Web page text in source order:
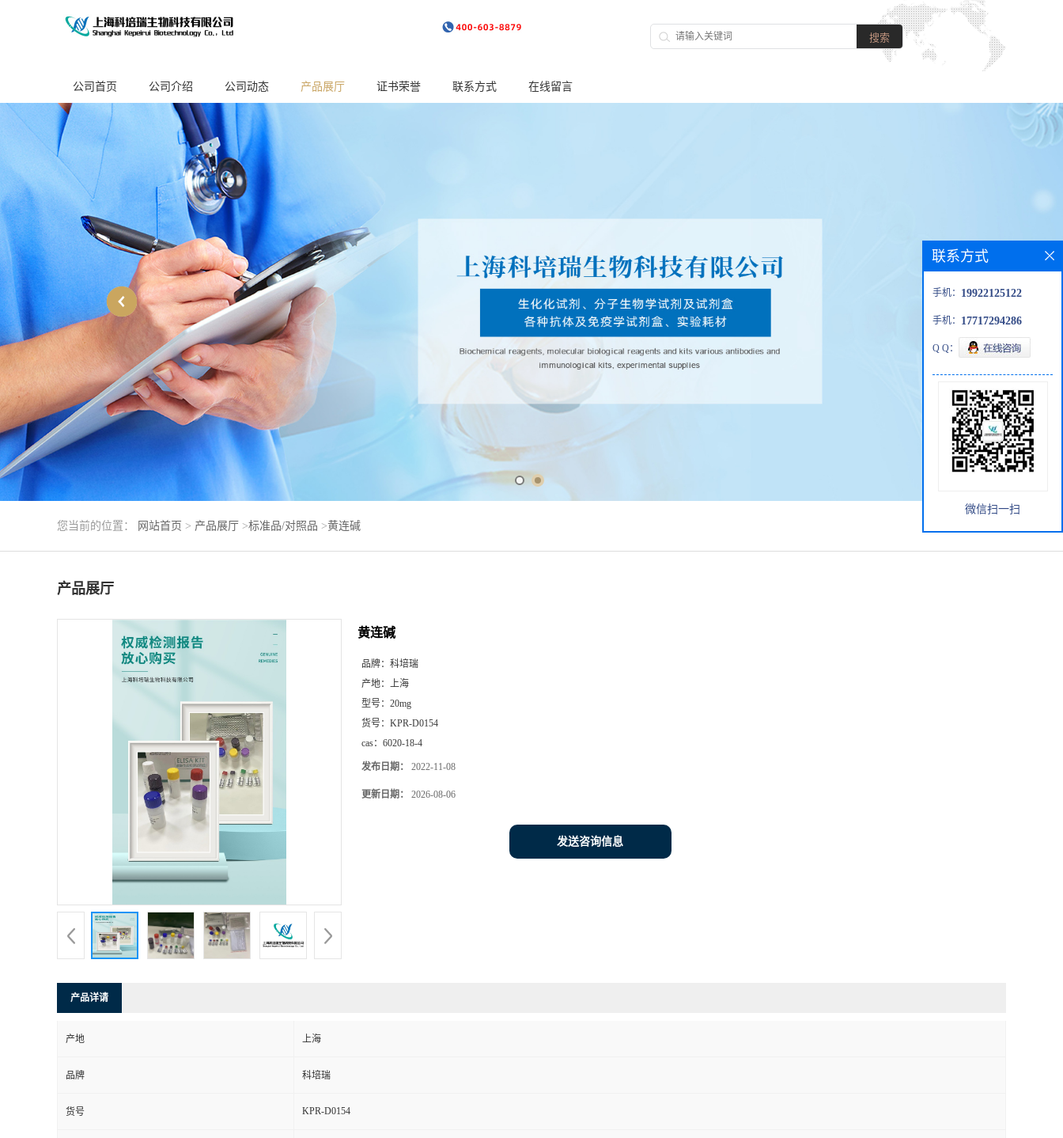
公司首页 公司介绍 公司动态 产品展厅 证书荣誉 联系方式 在线留言
您当前的位置： 网站首页 > 产品展厅 >标准品/对照品 >黄连碱
产品展厅
黄连碱
品牌： 科培瑞
产地：
上海
型号： 20mg
货号： KPR-D0154
cas： 6020-18-4
发布日期： 2022-11-08
更新日期： 2026-08-06
发送咨询信息
产品详请
产地 上海
品牌 科培瑞
货号 KPR-D0154
联系方式
手机： 19922125122
手机： 17717294286
Q Q：
微信扫一扫